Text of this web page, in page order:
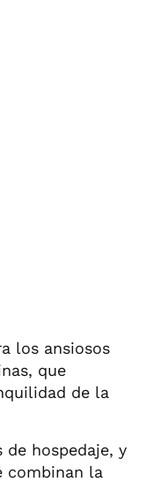
los ansiosos
que
de la
de hospedaje, y
combinan la